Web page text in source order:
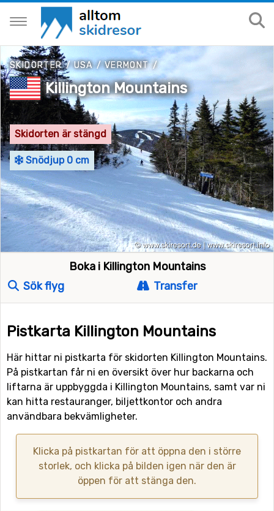
SKIDORTER/USA/VERMONT/
Killington Mountains
Skidorten är stängd
Snödjup 0 cm
Boka i Killington Mountains
Sök flyg
Transfer
Pistkarta Killington Mountains
Här hittar ni pistkarta för skidorten Killington Mountains.
På pistkartan får ni en översikt över hur backarna och
liftarna är uppbyggda i Killington Mountains, samt var ni
kan hitta restauranger, biljettkontor och andra
användbara bekvämligheter.
Klicka på pistkartan för att öppna den i större
storlek, och klicka på bilden igen när den är
öppen för att stänga den.